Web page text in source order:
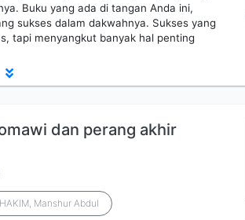
Buku yang ada di tangan Anda ini,
sukses dalam dakwahnya. Sukses yang
tapi menyangkut banyak hal penting
dan perang akhir
HAKIM, Manshur Abdul